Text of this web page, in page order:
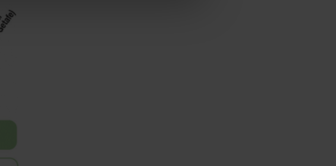
cookies o tecnologías similares (como,
nos permite financiar nuestra actividad
el botón
nuestros socios, que nos permiten tanto
un perfil específico para
la opción de continuar pulsando la
necesarias para el normal
más información, modificar tus